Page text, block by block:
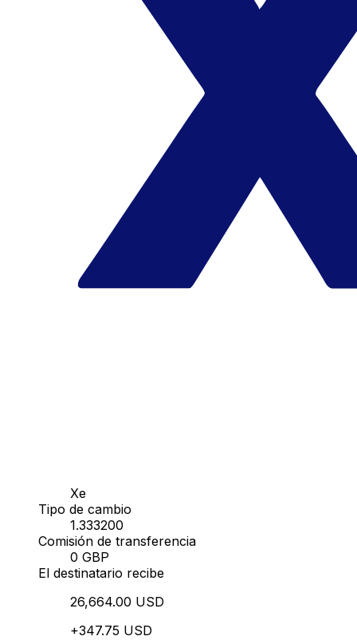
Xe
Tipo de cambio
1.333200
Comisión de transferencia
0 GBP
El destinatario recibe
26,664.00 USD
+347.75 USD